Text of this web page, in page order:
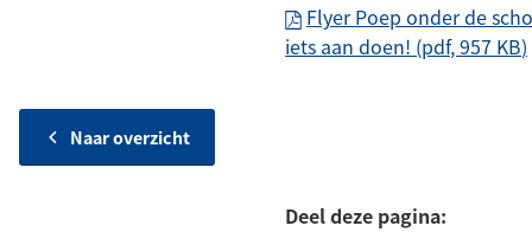
Flyer Poep onder de
iets aan doen! (pdf, 957 KB)
Naar overzicht
Deel deze pagina: